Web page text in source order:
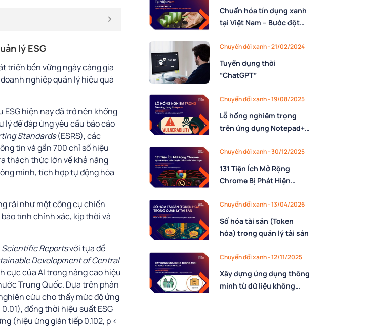
lý ESG
triển bền vững ngày càng gia
nghiệp quản lý hiệu quả
ESG hiện nay đã trở nên khổng
lý để đáp ứng yêu cầu báo cáo
Standards(ESRS), các
tin và gần 700 chỉ số hiệu
thách thức lớn về khả năng
minh, tích hợp tự động hóa
rãi như một công cụ chiến
tính chính xác, kịp thời và
Scientific Reportsvới tựa đề
Development of Central
cực của AI trong nâng cao hiệu
Trung Quốc. Dựa trên phân
cứu cho thấy mức độ ứng
đồng thời hiệu suất ESG
(hiệu ứng gián tiếp 0.102, p <
Chuẩn hóa tín dụng xanh
tại Việt Nam – Bước đột
Chuyển đổi xanh - 21/02/2024
Tuyển dụng thời
“ChatGPT”
Chuyển đổi xanh - 19/08/2025
Lỗ hổng nghiêm trọng
trên ứng dụng Notepad+
chiếm quyền điều khiển
Chuyển đổi xanh - 30/12/2025
131 Tiện Ích Mở Rộng
Chrome Bị Phát Hiện
Trình Duyệt
Chuyển đổi xanh - 13/04/2026
Số hóa tài sản (Token
hóa) trong quản lý tài sản
Chuyển đổi xanh - 12/11/2025
Xây dựng ứng dụng thông
minh từ dữ liệu không